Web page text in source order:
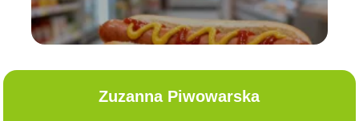
Zuzanna Piwowarska